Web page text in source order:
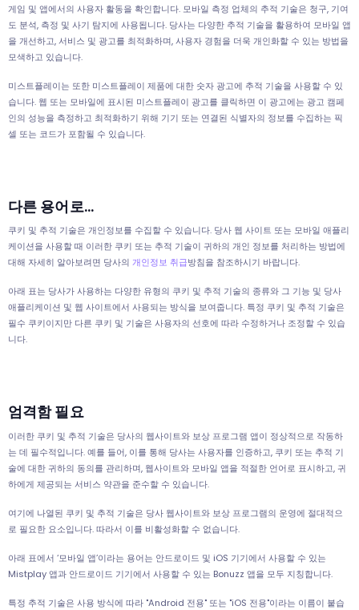
게임 및 앱에서의 사용자 활동을 확인합니다. 모바일 측정 업체의 추적 기술은 청구, 기여
도 분석, 측정 및 사기 탐지에 사용됩니다. 당사는 다양한 추적 기술을 활용하여 모바일 앱
을 개선하고, 서비스 및 광고를 최적화하며, 사용자 경험을 더욱 개인화할 수 있는 방법을
모색하고 있습니다.
미스트플레이는 또한 미스트플레이 제품에 대한 숫자 광고에 추적 기술을 사용할 수 있
습니다. 웹 또는 모바일에 표시된 미스트플레이 광고를 클릭하면 이 광고에는 광고 캠페
인의 성능을 측정하고 최적화하기 위해 기기 또는 연결된 식별자의 정보를 수집하는 픽
셀 또는 코드가 포함될 수 있습니다.
다른 용어로...
쿠키 및 추적 기술은 개인정보를 수집할 수 있습니다. 당사 웹 사이트 또는 모바일 애플리
케이션을 사용할 때 이러한 쿠키 또는 추적 기술이 귀하의 개인 정보를 처리하는 방법에
대해 자세히 알아보려면 당사의 개인정보 취급방침을 참조하시기 바랍니다.
아래 표는 당사가 사용하는 다양한 유형의 쿠키 및 추적 기술의 종류와 그 기능 및 당사
애플리케이션 및 웹 사이트에서 사용되는 방식을 보여줍니다. 특정 쿠키 및 추적 기술은
필수 쿠키이지만 다른 쿠키 및 기술은 사용자의 선호에 따라 수정하거나 조정할 수 있습
니다.
엄격함 필요
이러한 쿠키 및 추적 기술은 당사의 웹사이트와 보상 프로그램 앱이 정상적으로 작동하
는 데 필수적입니다. 예를 들어, 이를 통해 당사는 사용자를 인증하고, 쿠키 또는 추적 기
술에 대한 귀하의 동의를 관리하며, 웹사이트와 모바일 앱을 적절한 언어로 표시하고, 귀
하에게 제공되는 서비스 약관을 준수할 수 있습니다.
여기에 나열된 쿠키 및 추적 기술은 당사 웹사이트와 보상 프로그램의 운영에 절대적으
로 필요한 요소입니다. 따라서 이를 비활성화할 수 없습니다.
아래 표에서 ‘모바일 앱’이라는 용어는 안드로이드 및 iOS 기기에서 사용할 수 있는
Mistplay 앱과 안드로이드 기기에서 사용할 수 있는 Bonuzz 앱을 모두 지칭합니다.
특정 추적 기술은 사용 방식에 따라 "Android 전용" 또는 "iOS 전용"이라는 이름이 붙습